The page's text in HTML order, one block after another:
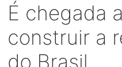
É chegada
construir a
do Brasil